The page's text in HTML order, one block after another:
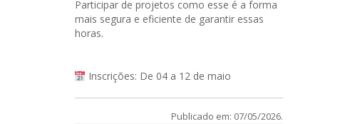
Participar de projetos como esse é a forma
mais segura e eficiente de garantir essas
horas.
Inscrições: De 04 a 12 de maio
Publicado em: 07/05/2026.